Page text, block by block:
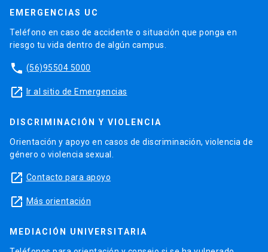
EMERGENCIAS UC
Teléfono en caso de accidente o situación que ponga en
riesgo tu vida dentro de algún campus.
phone (56)95504 5000
launch Ir al sitio de Emergencias
DISCRIMINACIÓN Y VIOLENCIA
Orientación y apoyo en casos de discriminación, violencia de
género o violencia sexual.
launch Contacto para apoyo
launch Más orientación
MEDIACIÓN UNIVERSITARIA